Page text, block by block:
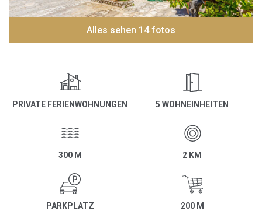
Alles sehen 14 fotos
PRIVATE FERIENWOHNUNGEN 5 WOHNEINHEITEN
300 M 2 KM
PARKPLATZ 200 M